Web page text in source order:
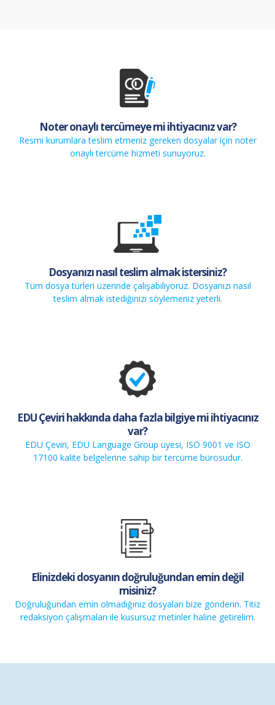
Noter onaylı tercümeye mi ihtiyacınız var?
Resmi kurumlara teslim etmeniz gereken dosyalar için noter
onaylı tercüme hizmeti sunuyoruz.
Dosyanızı nasıl teslim almak istersiniz?
Tüm dosya türleri üzerinde çalışabiliyoruz. Dosyanızı nasıl
teslim almak istediğinizi söylemeniz yeterli.
EDU Çeviri hakkında daha fazla bilgiye mi ihtiyacınız
var?
EDU Çeviri, EDU Language Group üyesi, ISO 9001 ve ISO
17100 kalite belgelerine sahip bir tercüme bürosudur.
Elinizdeki dosyanın doğruluğundan emin değil
misiniz?
Doğruluğundan emin olmadığınız dosyaları bize gönderin. Titiz
redaksiyon çalışmaları ile kusursuz metinler haline getirelim.